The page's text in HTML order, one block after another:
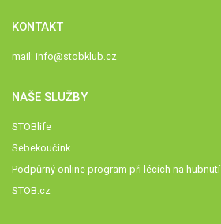
KONTAKT
mail: info@stobklub.cz
NAŠE SLUŽBY
STOBlife
Sebekoučink
Podpůrný online program při lécích na hubnutí
STOB.cz